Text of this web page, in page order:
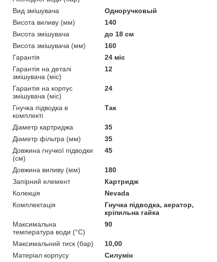
Вид змішувача
Одноручковый
Висота виливу (мм)
140
Висота змішувача
до 18 см
Висота змішувача (мм)
160
Гарантія
24 міс
Гарантія на деталі
змішувача (міс)
12
Гарантія на корпус
змішувача (міс)
24
Гнучка підводка в
комплекті
Так
Діаметр картриджа
35
Діаметр фільтра (мм)
35
Довжина гнучкої підводки
(см)
45
Довжина виливу (мм)
180
Запірний елемент
Картридж
Колекція
Nevada
Комплектація
Гнучка підводка, аератор,
кріпильна гайка
Максимальна
температура води (°C)
90
Максимальний тиск (бар)
10,00
Матеріал корпусу
Силумін